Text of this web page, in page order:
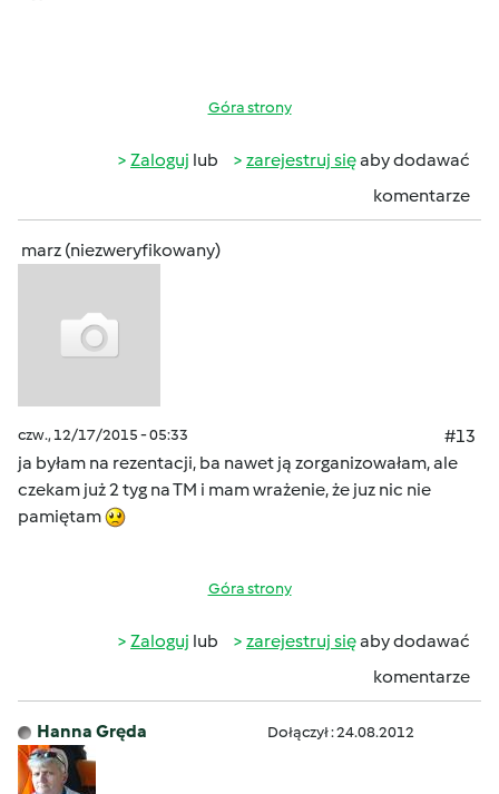
Góra strony
Zaloguj lub zarejestruj sięaby dodawać
komentarze
marz (niezweryfikowany)
czw., 12/17/2015 - 05:33
#13
ja byłam na rezentacji, ba nawet ją zorganizowałam, ale
czekam już 2 tyg na TM i mam wrażenie, że juz nic nie
pamiętam
Góra strony
Zaloguj lub zarejestruj sięaby dodawać
komentarze
Hanna Gręda Dołączył : 24.08.2012